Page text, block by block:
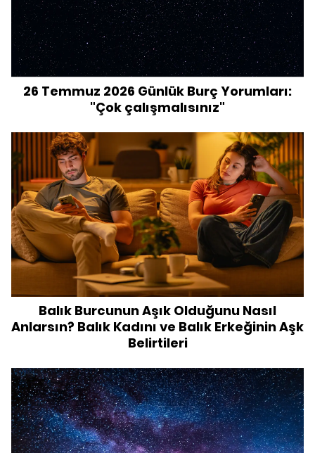
26 Temmuz 2026 Günlük Burç Yorumları:
"Çok çalışmalısınız"
Balık Burcunun Aşık Olduğunu Nasıl
Anlarsın? Balık Kadını ve Balık Erkeğinin Aşk
Belirtileri